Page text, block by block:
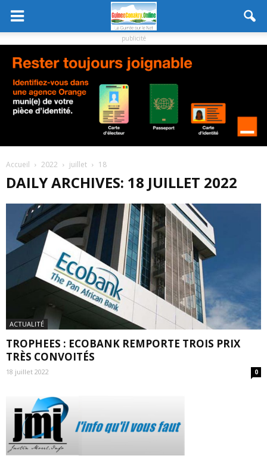
publicité
Accueil 2022 juillet 18
DAILY ARCHIVES: 18 JUILLET 2022
ACTUALITÉ
TROPHEES : ECOBANK REMPORTE TROIS PRIX
TRÈS CONVOITÉS
18 juillet 2022 0